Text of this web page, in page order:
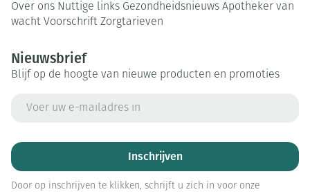
Over ons Nuttige links Gezondheidsnieuws Apotheker van
wacht Voorschrift Zorgtarieven
Nieuwsbrief
Blijf op de hoogte van nieuwe producten en promoties
Inschrijven
Door op inschrijven te klikken, schrijft u zich in voor onze